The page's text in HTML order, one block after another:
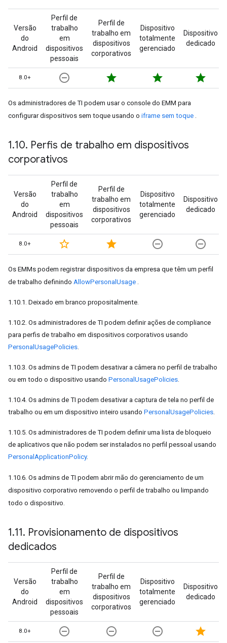
Versão
do
Android
Perfil de
trabalho
em
dispositivos
pessoais
Perfil de
trabalho em
dispositivos
corporativos
Dispositivo
totalmente
gerenciado
Dispositivo
dedicado
8.0+ remove_circle_outline star star star
Os administradores de TI podem usar o console do EMM para
configurar dispositivos sem toque usando o iframe sem toque .
1.10. Perfis de trabalho em dispositivos
corporativos
Versão
do
Android
Perfil de
trabalho
em
dispositivos
pessoais
Perfil de
trabalho em
dispositivos
corporativos
Dispositivo
totalmente
gerenciado
Dispositivo
dedicado
8.0+ star_border star remove_circle_outline remove_circle_outline
Os EMMs podem registrar dispositivos da empresa que têm um perfil
de trabalho definindo AllowPersonalUsage .
1.10.1. Deixado em branco propositalmente.
1.10.2. Os administradores de TI podem definir ações de compliance
para perfis de trabalho em dispositivos corporativos usando
PersonalUsagePolicies.
1.10.3. Os admins de TI podem desativar a câmera no perfil de trabalho
ou em todo o dispositivo usando PersonalUsagePolicies.
1.10.4. Os admins de TI podem desativar a captura de tela no perfil de
trabalho ou em um dispositivo inteiro usando PersonalUsagePolicies.
1.10.5. Os administradores de TI podem definir uma lista de bloqueio
de aplicativos que não podem ser instalados no perfil pessoal usando
PersonalApplicationPolicy.
1.10.6. Os admins de TI podem abrir mão do gerenciamento de um
dispositivo corporativo removendo o perfil de trabalho ou limpando
todo o dispositivo.
1.11. Provisionamento de dispositivos
dedicados
Versão
do
Android
Perfil de
trabalho
em
dispositivos
pessoais
Perfil de
trabalho em
dispositivos
corporativos
Dispositivo
totalmente
gerenciado
Dispositivo
dedicado
8.0+ remove_circle_outline remove_circle_outline remove_circle_outline star